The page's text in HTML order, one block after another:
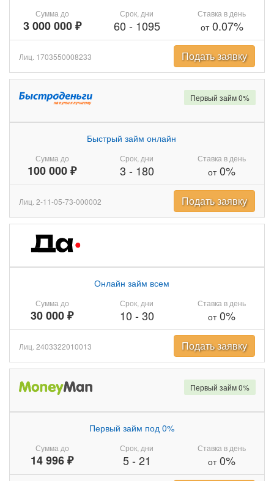
Сумма до
3 000 000 ₽
Срок, дни
60 - 1095
Ставка в день
от0.07%
Лиц. 1703550008233 Подать заявку
Сумма до
100 000 ₽
Быстрый займ онлайн
Срок, дни
3 - 180
Ставка в день
от0%
Первый займ 0%
Лиц. 2-11-05-73-000002 Подать заявку
Сумма до
30 000 ₽
Онлайн займ всем
Срок, дни
10 - 30
Ставка в день
от0%
Лиц. 2403322010013 Подать заявку
Сумма до
14 996 ₽
Первый займ под 0%
Срок, дни
5- 21
Ставка в день
от0%
Первый займ 0%